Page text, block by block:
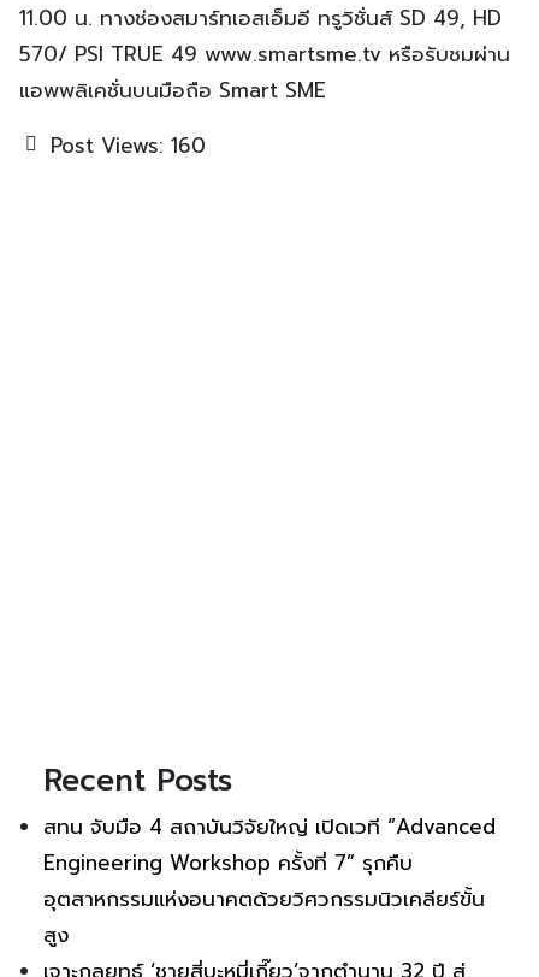
11.00 น. ทางช่องสมาร์ทเอสเอ็มอี ทรูวิชั่นส์ SD 49, HD
570/ PSI TRUE 49 www.smartsme.tv หรือรับชมผ่าน
แอพพลิเคชั่นบนมือถือ Smart SME
Post Views: 160
Recent Posts
สทน จับมือ 4 สถาบันวิจัยใหญ่ เปิดเวที “Advanced
Engineering Workshop ครั้งที่ 7” รุกคืบ
อุตสาหกรรมแห่งอนาคตด้วยวิศวกรรมนิวเคลียร์ขั้น
สูง
เจาะกลยุทธ์ ‘ชายสี่บะหมี่เกี๊ยว’จากตำนาน 32 ปี สู่